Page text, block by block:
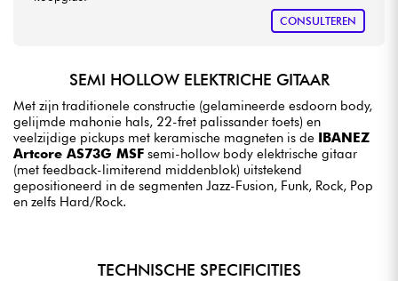
CONSULTEREN
SEMI HOLLOW ELEKTRICHE GITAAR
Met zijn traditionele constructie (gelamineerde esdoorn body,
gelijmde mahonie hals, 22-fret palissander toets) en
veelzijdige pickups met keramische magneten is de
IBANEZ
Artcore AS73G MSF semi-hollow body elektrische gitaar
(met feedback-limiterend middenblok) uitstekend
gepositioneerd in de segmenten Jazz-Fusion, Funk, Rock, Pop
en zelfs Hard/Rock.
TECHNISCHE SPECIFICITIES